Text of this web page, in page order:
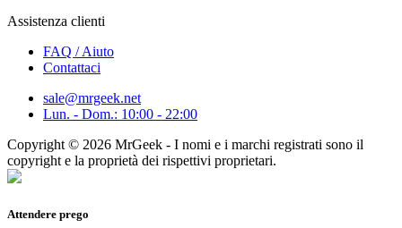
Assistenza clienti
FAQ / Aiuto
Contattaci
sale@mrgeek.net
Lun. - Dom.: 10:00 - 22:00
Copyright © 2026 MrGeek - I nomi e i marchi registrati sono il
copyright e la proprietà dei rispettivi proprietari.
Attendere prego